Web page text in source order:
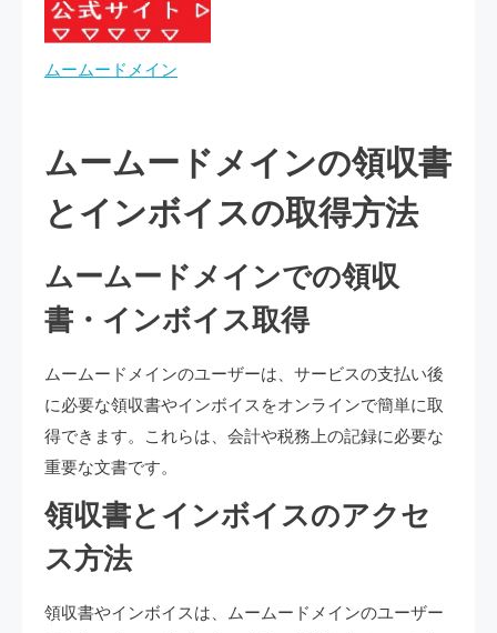
ムームードメイン
ムームードメインの領収書
とインボイスの取得方法
ムームードメインでの領収
書・インボイス取得
ムームードメインのユーザーは、サービスの支払い後
に必要な領収書やインボイスをオンラインで簡単に取
得できます。これらは、会計や税務上の記録に必要な
重要な文書です。
領収書とインボイスのアクセ
ス方法
領収書やインボイスは、ムームードメインのユーザー